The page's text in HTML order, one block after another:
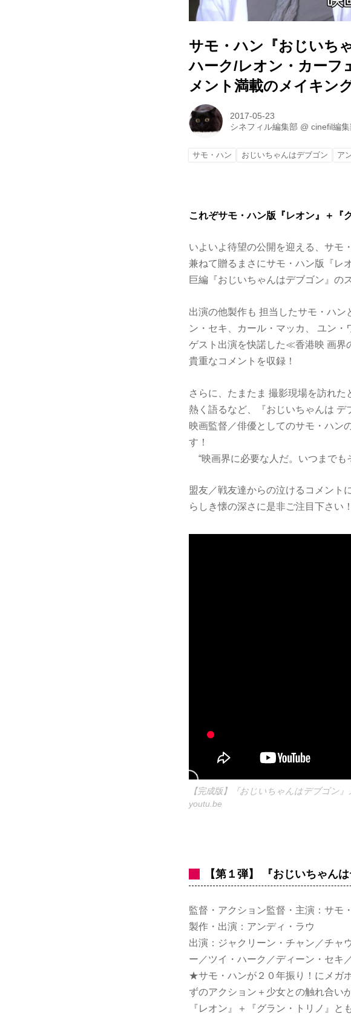
サモ・ハン『おじいち
ハーク/レオン・カーフ
メント満載のメイキン
2017-05-23
シネフィル編集部 @cinefil編集
サモ・ハン おじいちゃんはデブゴン ア
これぞサモ・ハン版『レオン』＋『
いよいよ待望の公開を迎える、サモ
兼ねて贈るまさにサモ・ハン版『レ
巨編『おじいちゃんはデブゴン』の
出演の他製作も 担当したサモ・ハ
ン・セキ、カール・マッカ、 ユン
ゲスト出演を快諾した≪香港映 画
貴重なコメントを収録！
さらに、たまたま 撮影現場を訪れ
熱く語るなど、『おじいちゃんは デ
映画監督／俳優としてのサモ・ハン
す！
“映画界に必要な人だ。いつまでも
盟友／戦友達からの泣けるコメント
らしき懐の深さに是非ご注目下さい！
【完成版】『おじいちゃんはデブゴン
youtu.be
【第１弾】 『おじいちゃん
監督・アクション監督・主演：サモ
製作・出演：アンディ・ラウ
出演：ジャクリーン・チャン／チャ
ー／ツイ・ハーク／ディーン・セキ
★サモ・ハンが２０年振り！にメガ
ずのアクション＋少女との触れ合い
『レオン』＋『グラン・トリノ』